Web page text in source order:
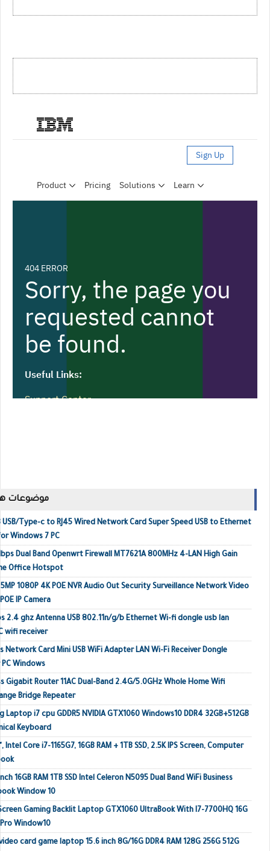
موضوعات
USB/Type-c to RJ45 Wired Network Card Super Speed USB to Ethernet
Windows 7 PC
Dual Band Openwrt Firewall MT7621A 800MHz 4-LAN High Gain
Office Hotspot
1080P 4K POE NVR Audio Out Security Surveillance Network Video
IP Camera
2.4 ghz Antenna USB 802.11n/g/b Ethernet Wi-fi dongle usb lan
wifi receiver
Network Card Mini USB WiFi Adapter LAN Wi-Fi Receiver Dongle
Windows
Gigabit Router 11AC Dual-Band 2.4G/5.0GHz Whole Home Wifi
Bridge Repeater
Laptop i7 cpu GDDR5 NVIDIA GTX1060 Windows10 DDR4 32GB+512GB
Keyboard
Core i7-1165G7, 16GB RAM + 1TB SSD, 2.5K IPS Screen, Computer
16GB RAM 1TB SSD Intel Celeron N5095 Dual Band WiFi Business
Window 10
Gaming Backlit Laptop GTX1060 UltraBook With I7-7700HQ 16G
Pro Window10
card game laptop 15.6 inch 8G/16G DDR4 RAM 128G 256G 512G